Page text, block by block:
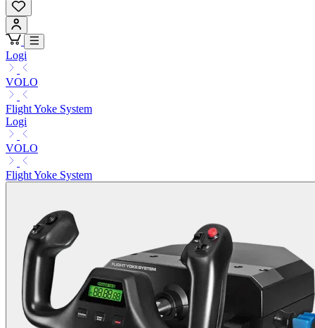
Logi
VOLO
Flight Yoke System
Logi
VOLO
Flight Yoke System